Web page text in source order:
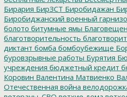
Бирария БирЗСТ Биробидажан
Биробиджанский военный
болото битумные ямы
благотворительность
диктант бомба бомбоубежище
буровзрывные работы Бурятия
учреждения бюджетный кредит
Коровин Валентина Матвиенко
Отечественная война